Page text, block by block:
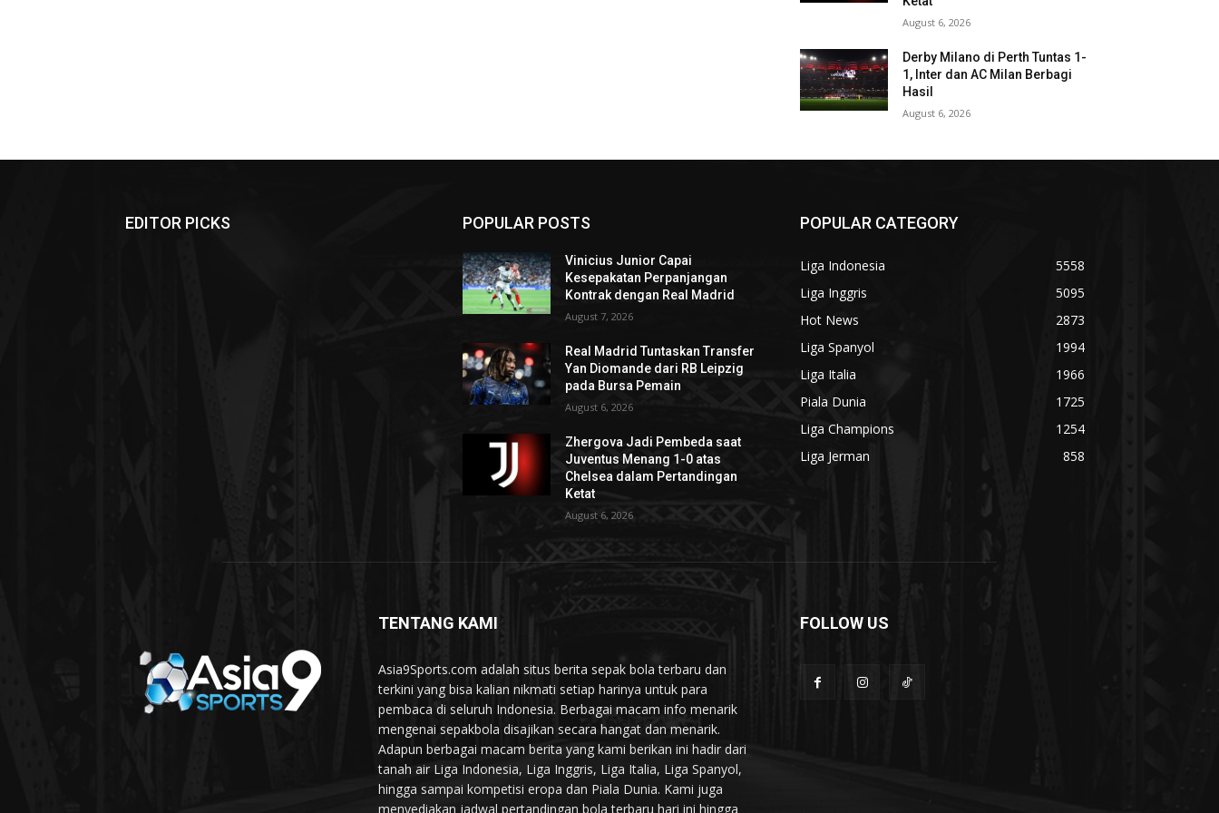
August 6, 2026
Derby Milano di Perth Tuntas 1-
1, Inter dan AC Milan Berbagi
Hasil
August 6, 2026
EDITOR PICKS POPULAR POSTS
Vinicius Junior Capai
Kesepakatan Perpanjangan
Kontrak dengan Real Madrid
August 7, 2026
Real Madrid Tuntaskan Transfer
Yan Diomande dari RB Leipzig
pada Bursa Pemain
August 6, 2026
Zhergova Jadi Pembeda saat
Juventus Menang 1-0 atas
Chelsea dalam Pertandingan
Ketat
August 6, 2026
POPULAR CATEGORY
Liga Indonesia
5558
Liga Inggris
5095
Hot News
2873
Liga Spanyol
1994
Liga Italia
1966
Piala Dunia
1725
Liga Champions
1254
Liga Jerman
858
TENTANG KAMI
Asia9Sports.com adalah situs berita sepak bola terbaru dan
terkini yang bisa kalian nikmati setiap harinya untuk para
pembaca di seluruh Indonesia. Berbagai macam info menarik
mengenai sepakbola disajikan secara hangat dan menarik.
Adapun berbagai macam berita yang kami berikan ini hadir dari
tanah air Liga Indonesia, Liga Inggris, Liga Italia, Liga Spanyol,
hingga sampai kompetisi eropa dan Piala Dunia. Kami juga
menyediakan jadwal pertandingan bola terbaru hari ini hingga
FOLLOW US